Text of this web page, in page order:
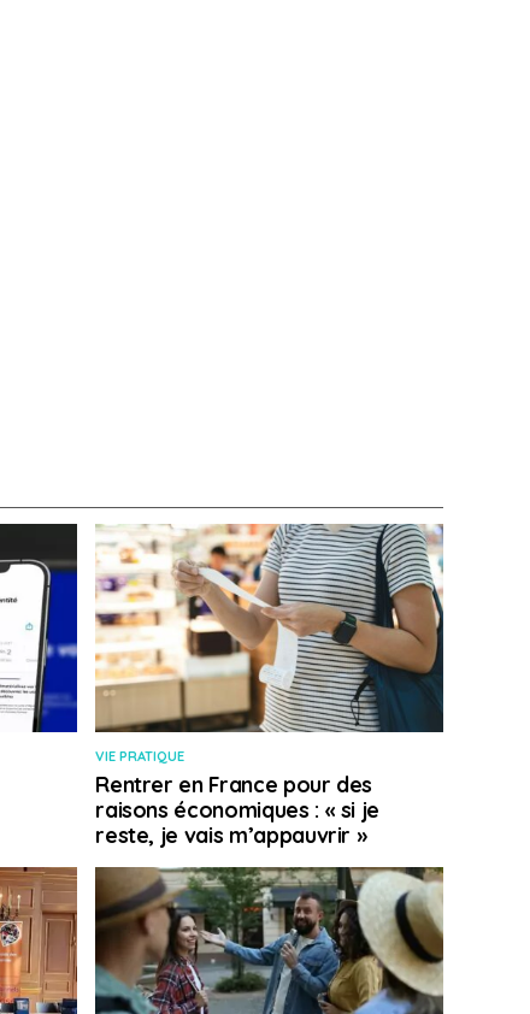
VIE PRATIQUE
Rentrer en France pour des
raisons économiques : « si je
reste, je vais m’appauvrir »